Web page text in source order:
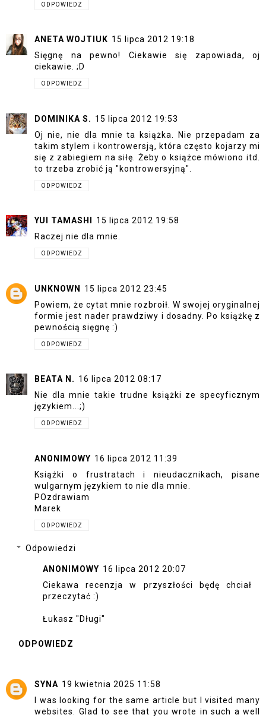
ODPOWIEDZ
ANETA WOJTIUK 15 lipca 2012 19:18
Sięgnę na pewno! Ciekawie się zapowiada, oj
ciekawie. ;D
ODPOWIEDZ
DOMINIKA S. 15 lipca 2012 19:53
Oj nie, nie dla mnie ta książka. Nie przepadam za
takim stylem i kontrowersją, która często kojarzy mi
się z zabiegiem na siłę. Żeby o książce mówiono itd.
to trzeba zrobić ją "kontrowersyjną".
ODPOWIEDZ
YUI TAMASHI
15 lipca 2012 19:58
Raczej nie dla mnie.
ODPOWIEDZ
UNKNOWN 15 lipca 2012 23:45
Powiem, że cytat mnie rozbroił. W swojej oryginalnej
formie jest nader prawdziwy i dosadny. Po książkę z
pewnością sięgnę :)
ODPOWIEDZ
BEATA N. 16 lipca 2012 08:17
Nie dla mnie takie trudne książki ze specyficznym
językiem...;)
ODPOWIEDZ
ANONIMOWY 16 lipca 2012 11:39
Książki o frustratach i nieudacznikach, pisane
wulgarnym językiem to nie dla mnie.
POzdrawiam
Marek
ODPOWIEDZ
Odpowiedzi
ANONIMOWY 16 lipca 2012 20:07
Ciekawa recenzja w przyszłości będę chciał
przeczytać :)
Łukasz "Długi"
ODPOWIEDZ
SYNA 19 kwietnia 2025 11:58
I was looking for the same article but I visited many
websites. Glad to see that you wrote in such a well